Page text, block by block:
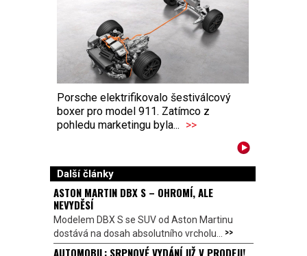
Porsche elektrifikovalo šestiválcový
boxer pro model 911. Zatímco z
pohledu marketingu byla... >>
Další články
ASTON MARTIN DBX S – OHROMÍ, ALE
NEVYDĚSÍ
Modelem DBX S se SUV od Aston Martinu
dostává na dosah absolutního vrcholu... >>
AUTOMOBIL: SRPNOVÉ VYDÁNÍ JIŽ V PRODEJI!